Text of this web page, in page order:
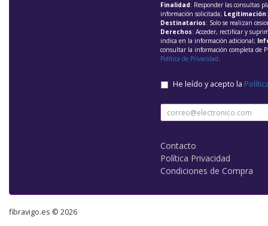
Finalidad: Responder las consultas
información solicitada; Legitimación
Destinatarios: Solo se realizan
Derechos: Acceder, rectificar y
indica en la información adicional;
consultar la información completa de
Política de Privacidad.
He leído y acepto la
Contacto
Política Privacidad
Condiciones de Compra
fibravigo.es © 2026